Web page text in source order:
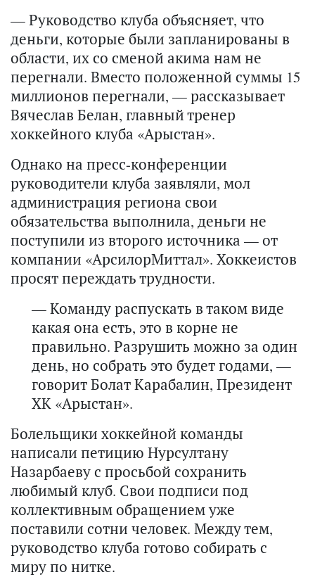
— Руководство клуба объясняет, что
деньги, которые были запланированы в
области, их со сменой акима нам не
перегнали. Вместо положенной суммы 15
миллионов перегнали, — рассказывает
Вячеслав Белан, главный тренер
хоккейного клуба «Арыстан».
Однако на пресс-конференции
руководители клуба заявляли, мол
администрация региона свои
обязательства выполнила, деньги не
поступили из второго источника — от
компании «АрсилорМиттал». Хоккеистов
просят переждать трудности.
— Команду распускать в таком виде
какая она есть, это в корне не
правильно. Разрушить можно за один
день, но собрать это будет годами, —
говорит Болат Карабалин, Президент
ХК «Арыстан».
Болельщики хоккейной команды
написали петицию Нурсултану
Назарбаеву с просьбой сохранить
любимый клуб. Свои подписи под
коллективным обращением уже
поставили сотни человек. Между тем,
руководство клуба готово собирать с
миру по нитке.